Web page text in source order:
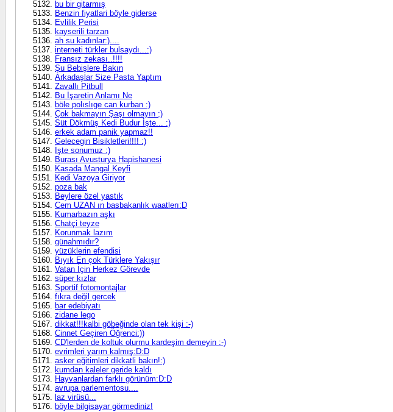
bu bir gitarmış
Benzin fiyatlari böyle giderse
Evlilik Perisi
kayserili tarzan
ah su kadınlar:)....
interneti türkler bulsaydı...:)
Fransız zekası..!!!!
Şu Bebişlere Bakın
Arkadaşlar Size Pasta Yaptım
Zavallı Pitbull
Bu İşaretin Anlamı Ne
böle polıslıge can kurban :)
Çok bakmayın Şaşı olmayın ;)
Süt Dökmüş Kedi Budur İşte... :)
erkek adam panik yapmaz!!
Gelecegin Bisikletleri!!!! :)
İşte sonumuz :)
Burası Avusturya Hapishanesi
Kasada Mangal Keyfi
Kedi Vazoya Giriyor
poza bak
Beylere özel yastık
Cem UZAN ın basbakanlık waatlerı:D
Kumarbazın aşkı
Chatçi teyze
Korunmak lazım
günahmıdır?
yüzüklerin efendisi
Bıyık En çok Türklere Yakışır
Vatan İçin Herkez Görevde
süper kızlar
Sportif fotomontajlar
fıkra değil gercek
bar edebiyatı
zidane lego
dikkat!!!kalbi göbeğinde olan tek kişi :-)
Cinnet Geçiren Öğrenci:))
CD'lerden de koltuk olurmu kardeşim demeyin :-)
evrimleri yarım kalmış:D:D
asker eğitimleri dikkatli bakın!:)
kumdan kaleler geride kaldı
Hayvanlardan farklı görünüm:D:D
avrupa parlementosu....
laz virüsü...
böyle bilgisayar görmediniz!